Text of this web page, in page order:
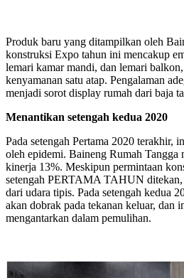
Produk baru yang ditampilkan oleh
konstruksi Expo tahun ini mencakup
lemari kamar mandi, dan lemari
kenyamanan satu atap. Pengalaman
menjadi sorot display rumah dari baja
Menantikan setengah kedua 2020
Pada setengah Pertama 2020 terakhir,
oleh epidemi. Baineng Rumah Tangga
kinerja 13%. Meskipun permintaan
setengah PERTAMA TAHUN ditekan,
dari udara tipis. Pada setengah kedua
akan dobrak pada tekanan keluar, dan
mengantarkan dalam pemulihan.